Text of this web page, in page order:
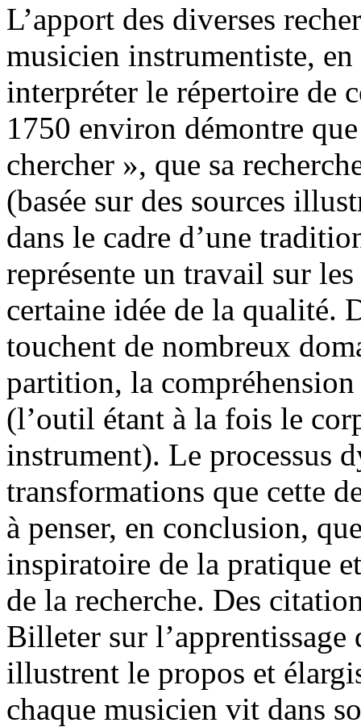
L’apport des diverses
musicien instrumentiste,
interpréter le répertoire de
1750 environ démontre
chercher », que sa
(basée sur des sources
dans le cadre d’une
représente un travail sur
certaine idée de la qualité.
touchent de nombreux
partition, la
(l’outil étant à la fois le
instrument). Le processus
transformations que cette
à penser, en conclusion,
inspiratoire de la pratique
de la recherche. Des
Billeter sur
illustrent le propos et
chaque musicien vit dans